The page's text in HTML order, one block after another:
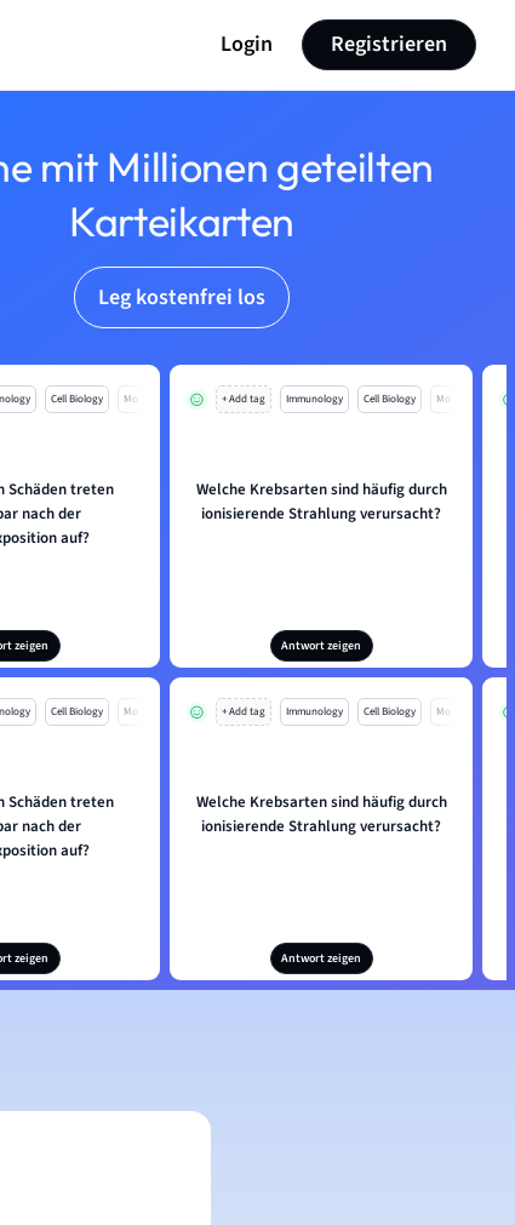
Login Registrieren
mit Millionen geteilten
Karteikarten
Leg kostenfrei los
Cell Biology Mo
Schäden treten
nach der
auf?
zeigen
+ Add tag Immunology Cell Biology Mo
Welche Krebsarten sind häufig durch
ionisierende Strahlung verursacht?
Antwort zeigen
Cell Biology Mo
Schäden treten
nach der
auf?
zeigen
+ Add tag Immunology Cell Biology Mo
Welche Krebsarten sind häufig durch
ionisierende Strahlung verursacht?
Antwort zeigen